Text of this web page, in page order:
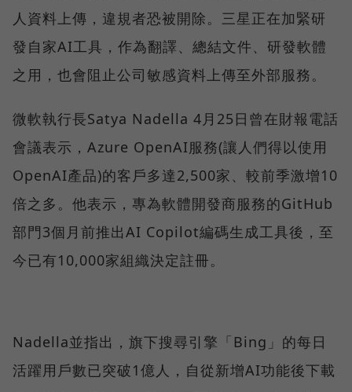
人資料上傳，違規者恐被開除。三星正在加緊研
發自家AI工具，作為翻譯、總結文件、研發軟體
之用，也會阻止公司敏感資料上傳至外部服務。
微軟執行長Satya Nadella 4月25日曾在財報電話
會議表示，Azure OpenAI服務(讓人們得以使用
OpenAI產品)的客戶多達2,500家、較前季激增10
倍之多。他表示，專為軟體開發商服務的GitHub
部門3個月前推出AI Copilot編碼生成工具後，至
今已有10,000家組織決定註冊。
Nadella並指出，旗下搜尋引擎「Bing」的每日
活躍用戶數已突破1億人，自從新增AI功能後下載